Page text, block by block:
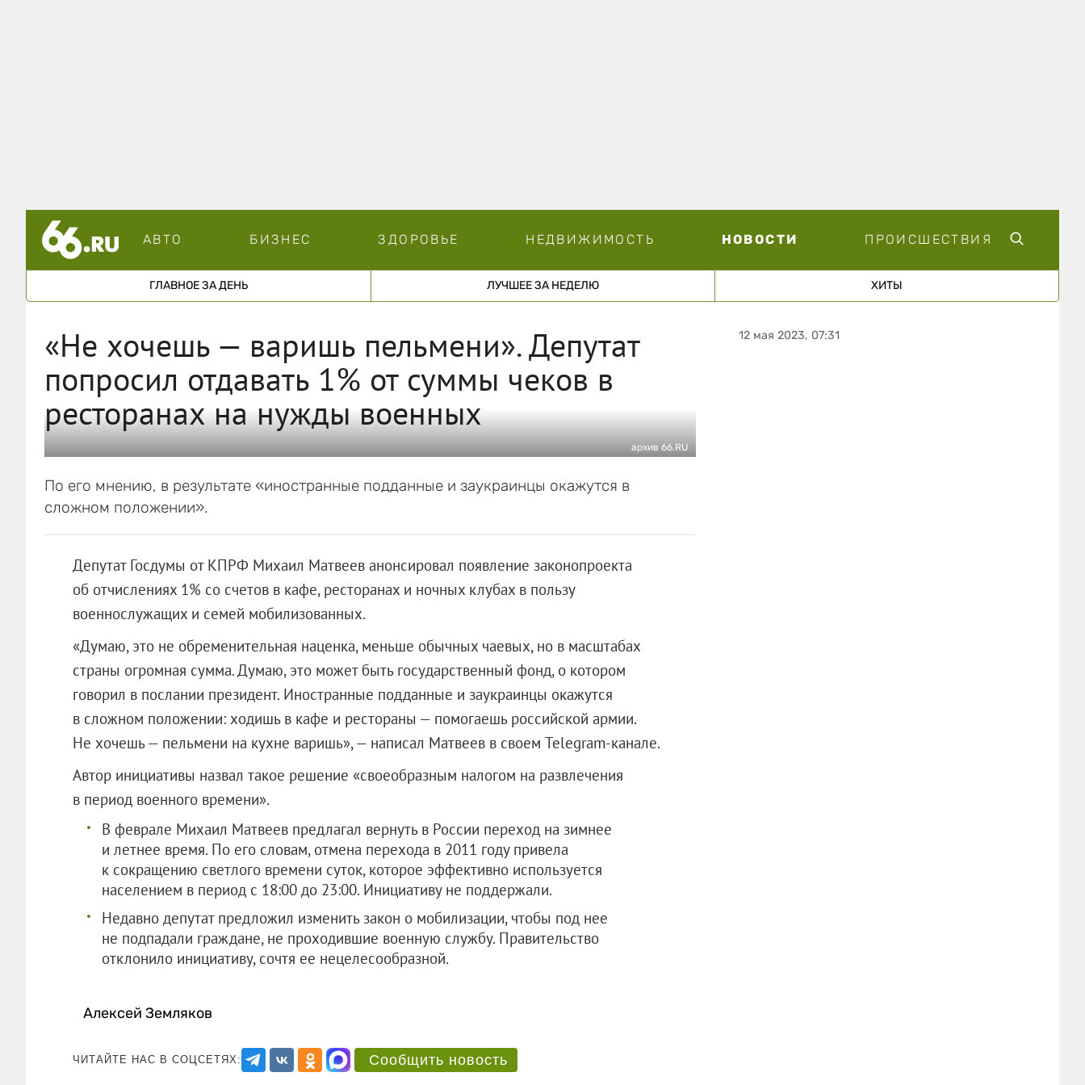
АВТО БИЗНЕС ЗДОРОВЬЕ НЕДВИЖИМОСТЬ НОВОСТИ ПРОИСШЕСТВИЯ
ГЛАВНОЕ ЗА ДЕНЬ ЛУЧШЕЕ ЗА НЕДЕЛЮ ХИТЫ
«Не хочешь — варишь пельмени». Депутат
попросил отдавать 1% от суммы чеков в
ресторанах на нужды военных
архив 66.RU
По его мнению, в результате «иностранные подданные и заукраинцы окажутся в
сложном положении».
Депутат Госдумы от КПРФ Михаил Матвеев анонсировал появление законопроекта
об отчислениях 1% со счетов в кафе, ресторанах и ночных клубах в пользу
военнослужащих и семей мобилизованных.
«Думаю, это не обременительная наценка, меньше обычных чаевых, но в масштабах
страны огромная сумма. Думаю, это может быть государственный фонд, о котором
говорил в послании президент. Иностранные подданные и заукраинцы окажутся
в сложном положении: ходишь в кафе и рестораны — помогаешь российской армии.
Не хочешь — пельмени на кухне варишь», — написал Матвеев в своем Telegram-канале.
Автор инициативы назвал такое решение «своеобразным налогом на развлечения
в период военного времени».
В феврале Михаил Матвеев предлагал вернуть в России переход на зимнее
и летнее время. По его словам, отмена перехода в 2011 году привела
к сокращению светлого времени суток, которое эффективно используется
населением в период с 18:00 до 23:00. Инициативу не поддержали.
Недавно депутат предложил изменить закон о мобилизации, чтобы под нее
не подпадали граждане, не проходившие военную службу. Правительство
отклонило инициативу, сочтя ее нецелесообразной.
Алексей Земляков
ЧИТАЙТЕ НАС В СОЦСЕТЯХ: Сообщить новость
12 мая 2023, 07:31